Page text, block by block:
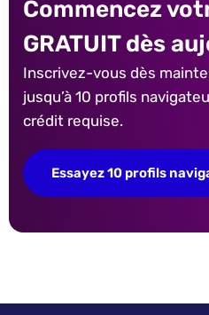
Commencez
GRATUIT dès
Inscrivez-vous dès
jusqu’à 10 profils
crédit requise.
Essayez 10 profils